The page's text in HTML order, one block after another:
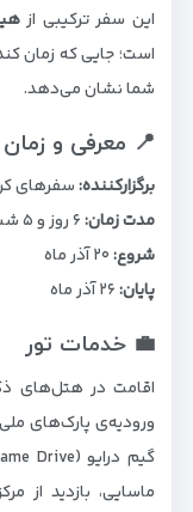
این سفر ترکیبی از
است؛ جایی که زمان
شما نشان می‌دهد.
📍 معرفی و زمان
برگزارکننده:سفرهای
مدت زمان:
شروع:
پایان:
💼 خدمات تور
اقامت در هتل‌های
ورودیه‌ی پارک‌های
ماسایی، بازدید از